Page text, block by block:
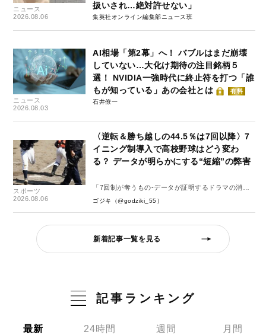
ニュース
2026.08.06
扱いされ…絶対許せない」
集英社オンライン編集部ニュース班
ニュース
2026.08.03
AI相場「第2幕」へ！ バブルはまだ崩壊
していない…大化け期待の注目銘柄５
選！ NVIDIA一強時代に終止符を打つ「誰
もが知っている」あの会社とは
有料
石井僚一
スポーツ
2026.08.06
〈逆転＆勝ち越しの44.5％は7回以降〉7
イニング制導入で高校野球はどう変わ
る？ データが明らかにする“短縮”の弊害
「7回制が奪うもの-データが証明するドラマの消
失-」
ゴジキ（@godziki_55）
新着記事一覧を見る
記事ランキング
最新 24時間 週間 月間